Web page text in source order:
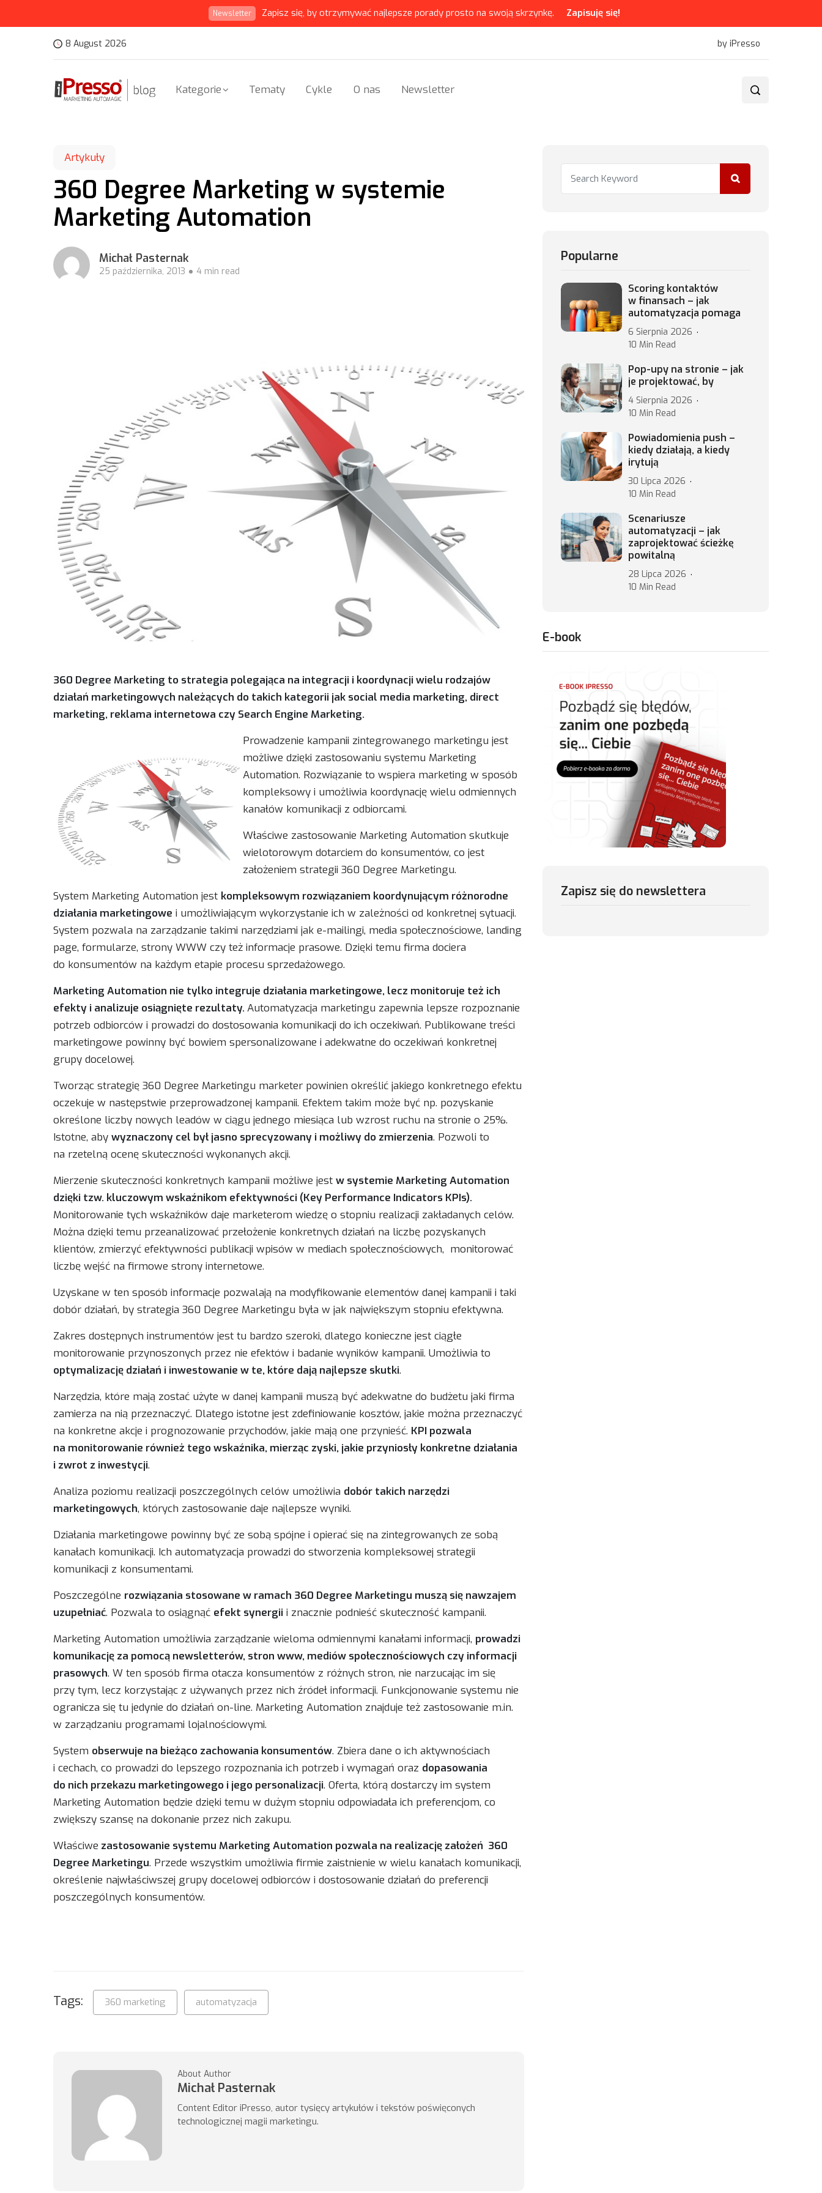
Newsletter Zapisz się, by otrzymywać najlepsze porady prosto na swoją skrzynkę. Zapisuję się!
8 August 2026 by iPresso
Kategorie Tematy Cykle O nas Newsletter
Artykuły
360 Degree Marketing w systemie
Marketing Automation
Michał Pasternak
25 października, 2013 4 min read
360 Degree Marketing to strategia polegająca na integracji i koordynacji wielu rodzajów
działań marketingowych należących do takich kategorii jak social media marketing, direct
marketing, reklama internetowa czy Search Engine Marketing.
Prowadzenie kampanii zintegrowanego marketingu jest
możliwe dzięki zastosowaniu systemu Marketing
Automation. Rozwiązanie to wspiera marketing w sposób
kompleksowy i umożliwia koordynację wielu odmiennych
kanałów komunikacji z odbiorcami.
Właściwe zastosowanie Marketing Automation skutkuje
wielotorowym dotarciem do konsumentów, co jest
założeniem strategii 360 Degree Marketingu.
System Marketing Automation jest kompleksowym rozwiązaniem koordynującym różnorodne
działania marketingowe i umożliwiającym wykorzystanie ich w zależności od konkretnej sytuacji.
System pozwala na zarządzanie takimi narzędziami jak e-mailingi, media społecznościowe, landing
page, formularze, strony WWW czy też informacje prasowe. Dzięki temu firma dociera
do konsumentów na każdym etapie procesu sprzedażowego.
Marketing Automation nie tylko integruje działania marketingowe, lecz monitoruje też ich
efekty i analizuje osiągnięte rezultaty. Automatyzacja marketingu zapewnia lepsze rozpoznanie
potrzeb odbiorców i prowadzi do dostosowania komunikacji do ich oczekiwań. Publikowane treści
marketingowe powinny być bowiem spersonalizowane i adekwatne do oczekiwań konkretnej
grupy docelowej.
Tworząc strategię 360 Degree Marketingu marketer powinien określić jakiego konkretnego efektu
oczekuje w następstwie przeprowadzonej kampanii. Efektem takim może być np. pozyskanie
określone liczby nowych leadów w ciągu jednego miesiąca lub wzrost ruchu na stronie o 25%.
Istotne, aby wyznaczony cel był jasno sprecyzowany i możliwy do zmierzenia. Pozwoli to
na rzetelną ocenę skuteczności wykonanych akcji.
Mierzenie skuteczności konkretnych kampanii możliwe jest w systemie Marketing Automation
dzięki tzw. kluczowym wskaźnikom efektywności (Key Performance Indicators KPIs).
Monitorowanie tych wskaźników daje marketerom wiedzę o stopniu realizacji zakładanych celów.
Można dzięki temu przeanalizować przełożenie konkretnych działań na liczbę pozyskanych
klientów, zmierzyć efektywności publikacji wpisów w mediach społecznościowych, monitorować
liczbę wejść na firmowe strony internetowe.
Uzyskane w ten sposób informacje pozwalają na modyfikowanie elementów danej kampanii i taki
dobór działań, by strategia 360 Degree Marketingu była w jak największym stopniu efektywna.
Zakres dostępnych instrumentów jest tu bardzo szeroki, dlatego konieczne jest ciągłe
monitorowanie przynoszonych przez nie efektów i badanie wyników kampanii. Umożliwia to
optymalizację działań i inwestowanie w te, które dają najlepsze skutki.
Narzędzia, które mają zostać użyte w danej kampanii muszą być adekwatne do budżetu jaki firma
zamierza na nią przeznaczyć. Dlatego istotne jest zdefiniowanie kosztów, jakie można przeznaczyć
na konkretne akcje i prognozowanie przychodów, jakie mają one przynieść. KPI pozwala
na monitorowanie również tego wskaźnika, mierząc zyski, jakie przyniosły konkretne działania
i zwrot z inwestycji.
Analiza poziomu realizacji poszczególnych celów umożliwia dobór takich narzędzi
marketingowych, których zastosowanie daje najlepsze wyniki.
Działania marketingowe powinny być ze sobą spójne i opierać się na zintegrowanych ze sobą
kanałach komunikacji. Ich automatyzacja prowadzi do stworzenia kompleksowej strategii
komunikacji z konsumentami.
Poszczególne rozwiązania stosowane w ramach 360 Degree Marketingu muszą się nawzajem
uzupełniać. Pozwala to osiągnąć efekt synergii i znacznie podnieść skuteczność kampanii.
Marketing Automation umożliwia zarządzanie wieloma odmiennymi kanałami informacji, prowadzi
komunikację za pomocą newsletterów, stron www, mediów społecznościowych czy informacji
prasowych. W ten sposób firma otacza konsumentów z różnych stron, nie narzucając im się
przy tym, lecz korzystając z używanych przez nich źródeł informacji. Funkcjonowanie systemu nie
ogranicza się tu jedynie do działań on-line. Marketing Automation znajduje też zastosowanie m.in.
w zarządzaniu programami lojalnościowymi.
System obserwuje na bieżąco zachowania konsumentów. Zbiera dane o ich aktywnościach
i cechach, co prowadzi do lepszego rozpoznania ich potrzeb i wymagań oraz dopasowania
do nich przekazu marketingowego i jego personalizacji. Oferta, którą dostarczy im system
Marketing Automation będzie dzięki temu w dużym stopniu odpowiadała ich preferencjom, co
zwiększy szansę na dokonanie przez nich zakupu.
Właściwe zastosowanie systemu Marketing Automation pozwala na realizację założeń 360
Degree Marketingu. Przede wszystkim umożliwia firmie zaistnienie w wielu kanałach komunikacji,
określenie najwłaściwszej grupy docelowej odbiorców i dostosowanie działań do preferencji
poszczególnych konsumentów.
Tags: 360 marketing automatyzacja
About Author
Michał Pasternak
Content Editor iPresso, autor tysięcy artykułów i tekstów poświęconych
technologicznej magii marketingu.
Popularne
Scoring kontaktów
w finansach – jak
automatyzacja pomaga
6 Sierpnia 2026
10 Min Read
Pop-upy na stronie – jak
je projektować, by
4 Sierpnia 2026
10 Min Read
Powiadomienia push –
kiedy działają, a kiedy
irytują
30 Lipca 2026
10 Min Read
Scenariusze
automatyzacji – jak
zaprojektować ścieżkę
powitalną
28 Lipca 2026
10 Min Read
E-book
Zapisz się do newslettera